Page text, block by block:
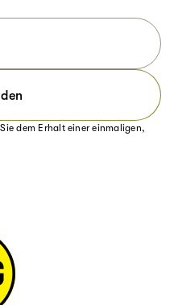
dem Erhalt einer einmaligen,